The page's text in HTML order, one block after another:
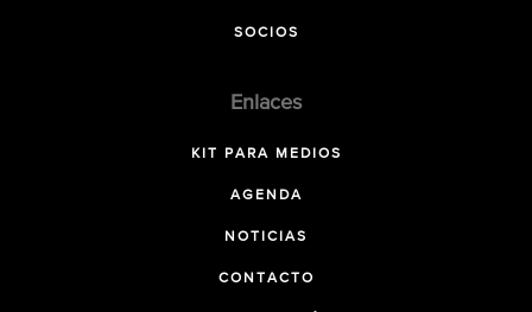
SOCIOS
Enlaces
KIT PARA MEDIOS
AGENDA
NOTICIAS
CONTACTO